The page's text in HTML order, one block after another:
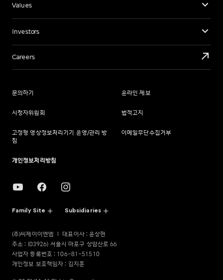
Values
Investors
Careers
문의하기 온라인 제보
시청자위원회 법적고지
고정형 영상정보처리기기 운영/관리 방
침
이메일무단수집거부
개인정보처리방침
Family Site Subsidiaries
(주)씨제이이엔엠
대표이사 : 윤상현
주소 : (03926) 서울시 마포구 상암산로 66
사업자 등록번호 : 106-81-51510
개인정보 보호책임자 : 김지훈